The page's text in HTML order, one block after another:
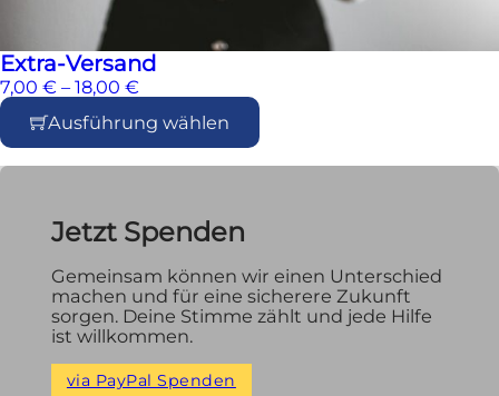
Extra-Versand
7,00 € –18,00 €
Ausführung wählen
Dieses Produkt weist mehrere Varianten auf. Die
Jetzt Spenden
Gemeinsam können wir einen Unterschied
machen und für eine sicherere Zukunft
sorgen. Deine Stimme zählt und jede Hilfe
ist willkommen.
via PayPal Spenden